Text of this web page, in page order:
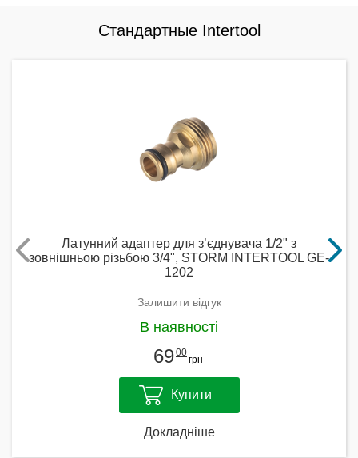
Стандартные Intertool
Латунний адаптер для з’єднувача 1/2" з
зовнішньою різьбою 3/4", STORM INTERTOOL GE-
1202
Залишити відгук
В наявності
6900
грн
Купити
Докладніше